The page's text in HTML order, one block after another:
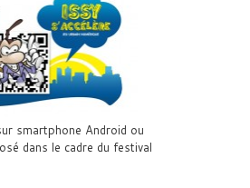
smartphone Android ou
dans le cadre du festival